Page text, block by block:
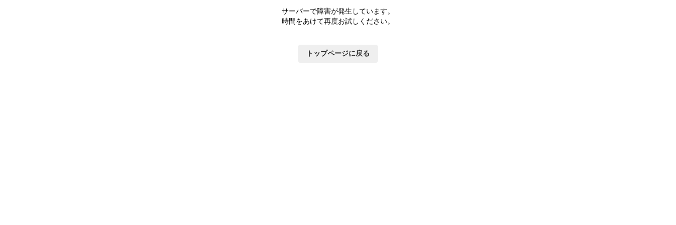
サーバーで障害が発生しています。
時間をあけて再度お試しください。
トップページに戻る